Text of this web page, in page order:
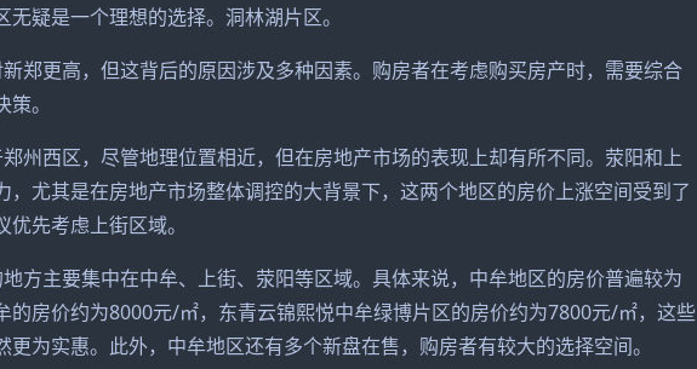
疑是一个理想的选择。洞林湖片区。
郑更高，但这背后的原因涉及多种因素。购房者在考虑购买房产时，需要综合
。
州西区，尽管地理位置相近，但在房地产市场的表现上却有所不同。荥阳和上
，尤其是在房地产市场整体调控的大背景下，这两个地区的房价上涨空间受到了
先考虑上街区域。
方主要集中在中牟、上街、荥阳等区域。具体来说，中牟地区的房价普遍较为
的房价约为8000元/㎡，东青云锦熙悦中牟绿博片区的房价约为7800元/㎡，这些
为实惠。此外，中牟地区还有多个新盘在售，购房者有较大的选择空间。